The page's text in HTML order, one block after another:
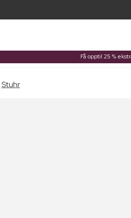
Få opptil 25 %
Stuhr